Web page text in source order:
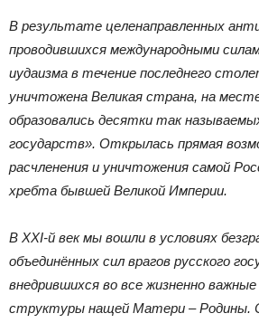
В результате целенаправленных
проводившихся международными
иудаизма в течение последнего
уничтожена Великая страна, на
образовались десятки так
государств». Открылась прямая
расчленения и уничтожения самой
хребта бывшей Великой Империи.
В XXI-й век мы вошли в условиях
объединённых сил врагов русского
внедрившихся во все жизненно
структуры нащей Матери – Родины.